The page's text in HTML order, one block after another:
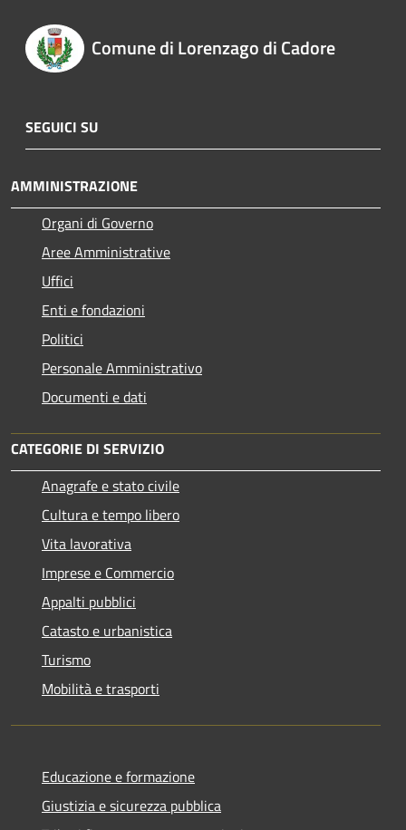
Comune di Lorenzago di Cadore
SEGUICI SU
AMMINISTRAZIONE
Organi di Governo
Aree Amministrative
Uffici
Enti e fondazioni
Politici
Personale Amministrativo
Documenti e dati
CATEGORIE DI SERVIZIO
Anagrafe e stato civile
Cultura e tempo libero
Vita lavorativa
Imprese e Commercio
Appalti pubblici
Catasto e urbanistica
Turismo
Mobilità e trasporti
Educazione e formazione
Giustizia e sicurezza pubblica